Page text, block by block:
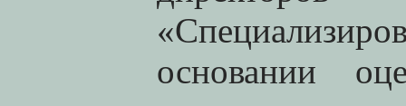
основании